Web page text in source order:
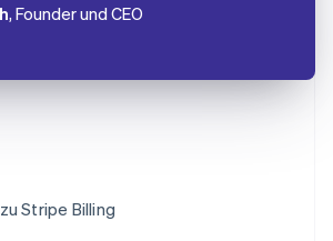
Stripe Billing
, Founder und CEO